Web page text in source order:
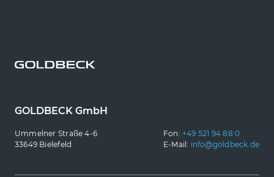
GOLDBECK GmbH
Ummelner Straße 4-6
33649 Bielefeld
Fon: +49 521 94 88 0
E-Mail: info@goldbeck.de